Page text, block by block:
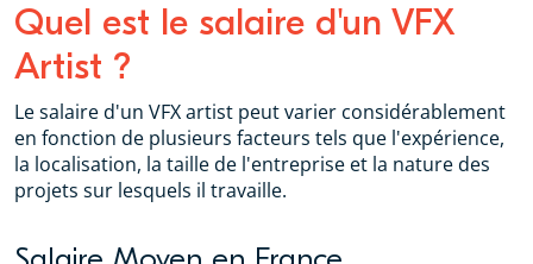
Quel est le salaire d'un VFX
Artist ?
Le salaire d'un VFX artist peut varier considérablement
en fonction de plusieurs facteurs tels que l'expérience,
la localisation, la taille de l'entreprise et la nature des
projets sur lesquels il travaille.